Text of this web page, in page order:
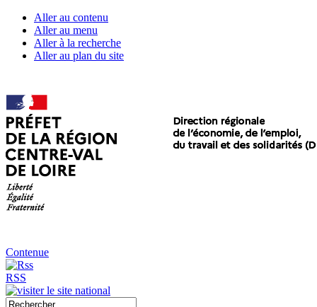
Aller au contenu
Aller au menu
Aller à la recherche
Aller au plan du site
Contenue
RSS